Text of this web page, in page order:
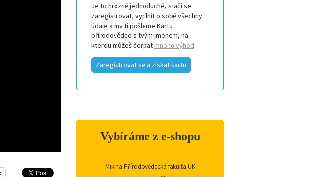
Je to hrozně jednoduché, stačí se
zaregistrovat, vyplnit o sobě všechny
údaje a my ti pošleme Kartu
přírodovědce s tvým jménem, na
kterou můžeš čerpat mnoho výhod.
Zaregistrovat se a získat kartu
Vybíráme z e-shopu
Mikina Přírodovědecká fakulta UK